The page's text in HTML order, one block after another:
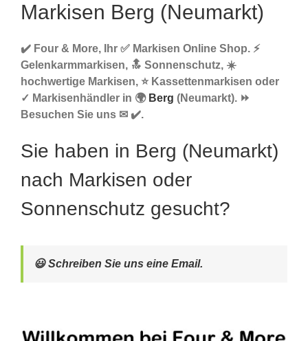
Markisen Berg (Neumarkt)
✔️ Four & More, Ihr ✅ Markisen Online Shop. ⚡
Gelenkarmmarkisen, 🔝 Sonnenschutz, ☀️
hochwertige Markisen, ⭐ Kassettenmarkisen oder
✓ Markisenhändler in 🌍 Berg (Neumarkt). ⏩
Besuchen Sie uns ✉ ✔️.
Sie haben in Berg (Neumarkt)
nach Markisen oder
Sonnenschutz gesucht?
😃 Schreiben Sie uns eine Email.